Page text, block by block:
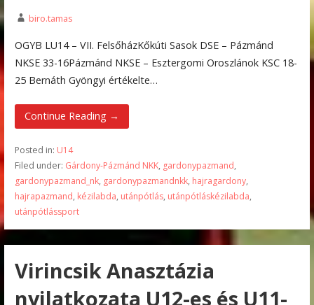
biro.tamas
OGYB LU14 – VII. FelsőházKőkúti Sasok DSE – Pázmánd
NKSE 33-16Pázmánd NKSE – Esztergomi Oroszlánok KSC 18-
25 Bernáth Gyöngyi értékelte…
Continue Reading →
Posted in: U14
Filed under: Gárdony-Pázmánd NKK, gardonypazmand,
gardonypazmand_nk, gardonypazmandnkk, hajragardony,
hajrapazmand, kézilabda, utánpótlás, utánpótláskézilabda,
utánpótlássport
Virincsik Anasztázia
nyilatkozata U12-es és U11-